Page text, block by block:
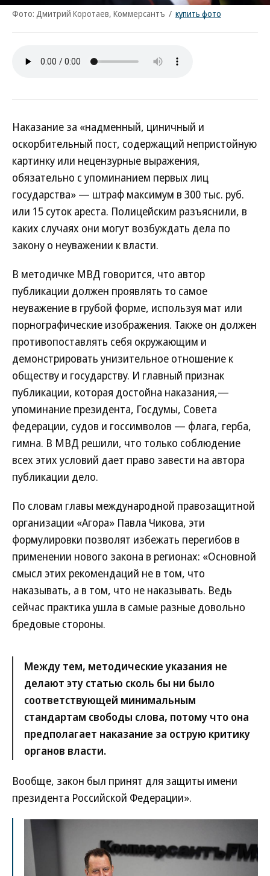
Фото: Дмитрий Коротаев, Коммерсантъ / купить фото
Наказание за «надменный, циничный и
оскорбительный пост, содержащий непристойную
картинку или нецензурные выражения,
обязательно с упоминанием первых лиц
государства» — штраф максимум в 300 тыс. руб.
или 15 суток ареста. Полицейским разъяснили, в
каких случаях они могут возбуждать дела по
закону о неуважении к власти.
В методичке МВД говорится, что автор
публикации должен проявлять то самое
неуважение в грубой форме, используя мат или
порнографические изображения. Также он должен
противопоставлять себя окружающим и
демонстрировать унизительное отношение к
обществу и государству. И главный признак
публикации, которая достойна наказания,—
упоминание президента, Госдумы, Совета
федерации, судов и госсимволов — флага, герба,
гимна. В МВД решили, что только соблюдение
всех этих условий дает право завести на автора
публикации дело.
По словам главы международной правозащитной
организации «Агора» Павла Чикова, эти
формулировки позволят избежать перегибов в
применении нового закона в регионах: «Основной
смысл этих рекомендаций не в том, что
наказывать, а в том, что не наказывать. Ведь
сейчас практика ушла в самые разные довольно
бредовые стороны.
Между тем, методические указания не
делают эту статью сколь бы ни было
соответствующей минимальным
стандартам свободы слова, потому что она
предполагает наказание за острую критику
органов власти.
Вообще, закон был принят для защиты имени
президента Российской Федерации».